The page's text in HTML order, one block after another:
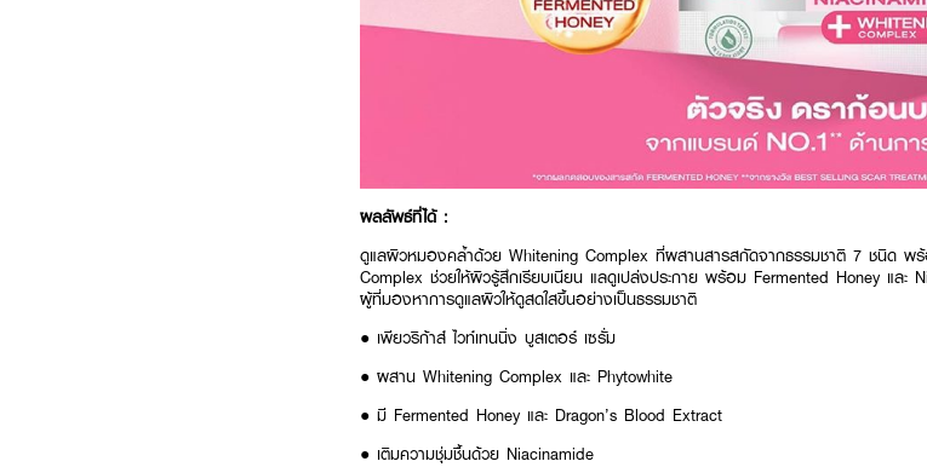
ผลลัพธ์ที่ได้ :
ดูแลผิวหมองคล้ำด้วย Whitening Complex ที่ผสานสารสกัดจากธรรมชาติ 7 ชนิด พร้
Complex ช่วยให้ผิวรู้สึกเรียบเนียน แลดูเปล่งประกาย พร้อม Fermented Honey และ
ผู้ที่มองหาการดูแลผิวให้ดูสดใสขึ้นอย่างเป็นธรรมชาติ
● เพียวริก้าส์ ไวท์เทนนิ่ง บูสเตอร์ เซรั่ม
● ผสาน Whitening Complex และ Phytowhite
● มี Fermented Honey และ Dragon’s Blood Extract
● เติมความชุ่มชื้นด้วย Niacinamide